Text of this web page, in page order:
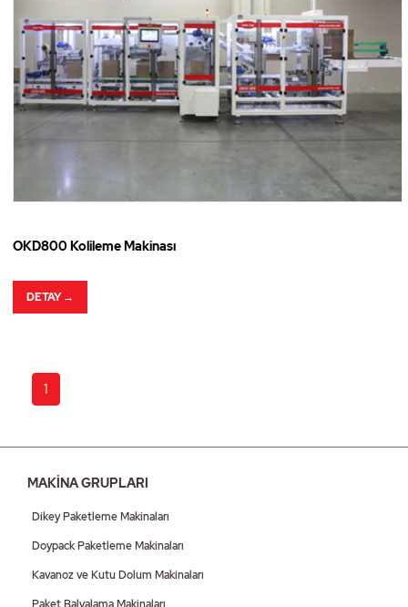
OKD800 Kolileme Makinası
DETAY →
1
MAKİNA GRUPLARI
Dikey Paketleme Makinaları
Doypack Paketleme Makinaları
Kavanoz ve Kutu Dolum Makinaları
Paket Balyalama Makinaları